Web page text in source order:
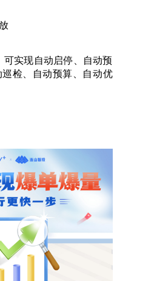
实现自动启停、自动预
检、自动预算、自动优